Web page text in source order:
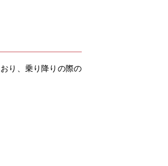
り、乗り降りの際の